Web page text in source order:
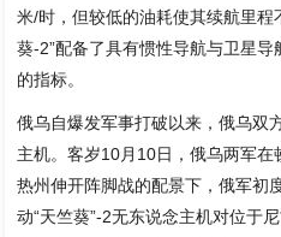
米/时，但较低的油耗使其续航里
葵-2”配备了具有惯性导航与卫星
的指标。
俄乌自爆发军事打破以来，俄乌双
主机。客岁10月10日，俄乌两军
热州伸开阵脚战的配景下，俄军初
动“天竺葵”-2无东说念主机对位于